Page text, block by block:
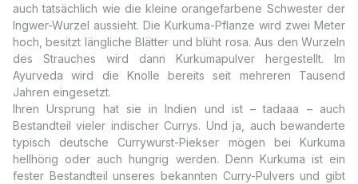
auch tatsächlich wie die kleine orangefarbene Schwester der
Ingwer-Wurzel aussieht. Die Kurkuma-Pflanze wird zwei Meter
hoch, besitzt längliche Blätter und blüht rosa. Aus den Wurzeln
des Strauches wird dann Kurkumapulver hergestellt. Im
Ayurveda wird die Knolle bereits seit mehreren Tausend
Jahren eingesetzt.
Ihren Ursprung hat sie in Indien und ist – tadaaa – auch
Bestandteil vieler indischer Currys. Und ja, auch bewanderte
typisch deutsche Currywurst-Piekser mögen bei Kurkuma
hellhörig oder auch hungrig werden. Denn Kurkuma ist ein
fester Bestandteil unseres bekannten Curry-Pulvers und gibt